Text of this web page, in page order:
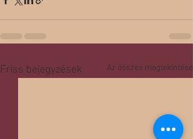
Friss bejegyzések Az összes megtekintése